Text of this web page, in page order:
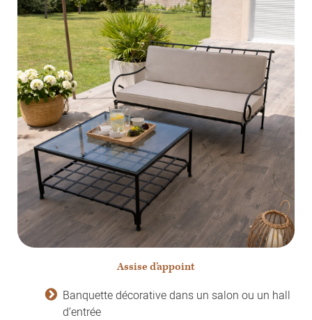
Assise d’appoint
Banquette décorative dans un salon ou un hall
d’entrée